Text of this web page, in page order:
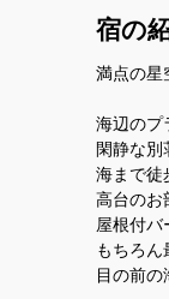
宿の
満点の星
海辺のプ
閑静な別
海まで徒
高台のお
屋根付
もちろ
目の前